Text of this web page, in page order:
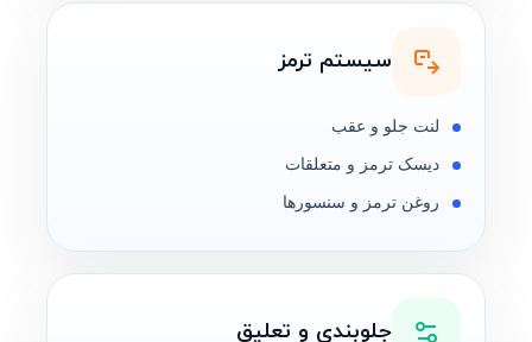
سیستم ترمز
لنت جلو و عقب
دیسک ترمز و متعلقات
روغن ترمز و سنسورها
جلوبندی و تعلیق